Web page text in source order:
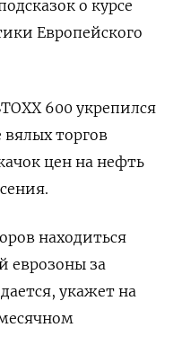
о курсе
Европейского
600 укрепился
вялых торгов
цен на нефть
находиться
еврозоны за
укажет на